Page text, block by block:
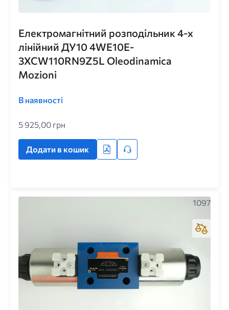
Електромагнітний розподільник 4-х
лінійний ДУ10 4WE10E-
3XCW110RN9Z5L Oleodinamica
Mozioni
В наявності
5 925,00 грн
Додати в кошик
1097